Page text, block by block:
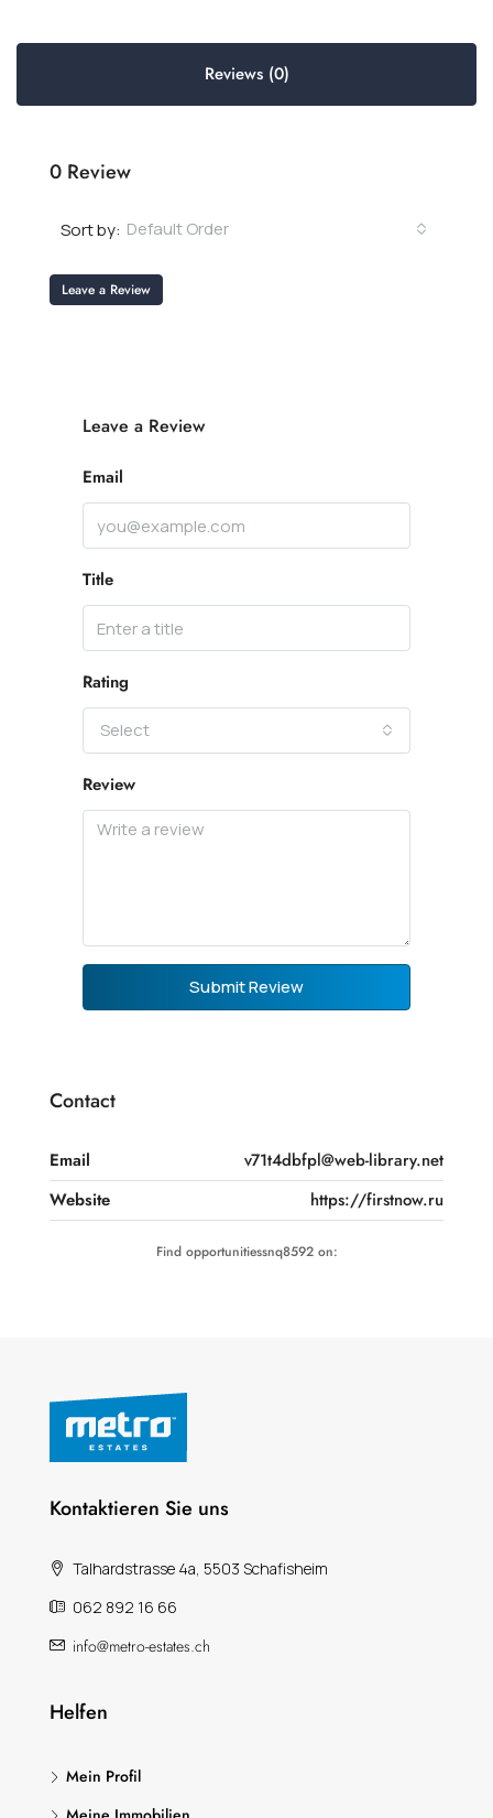
Reviews (0)
0 Review
Sort by: Default Order
Leave a Review
Leave a Review
Email
Title
Rating
Select
Review
Submit Review
Contact
Email
v71t4dbfpl@web-library.net
Website
https://firstnow.ru
Find opportunitiessnq8592 on:
Kontaktieren Sie uns
Talhardstrasse 4a, 5503 Schafisheim
062 892 16 66
info@metro-estates.ch
Helfen
Mein Profil